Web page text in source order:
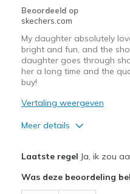
Beoordeeld op
skechers.com
My daughter absolutely
bright and fun, and the
daughter goes through
her a long time and the
buy!
Vertaling weergeven
Meer details
Breathe Well
Laatste regel Ja, ik zou
Was deze beoordeling